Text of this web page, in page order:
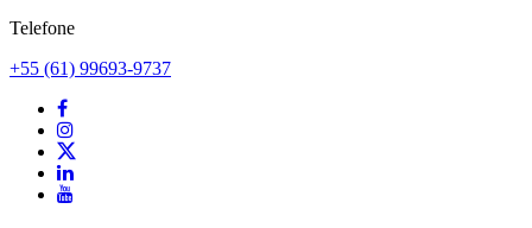
Telefone
+55 (61) 99693-9737